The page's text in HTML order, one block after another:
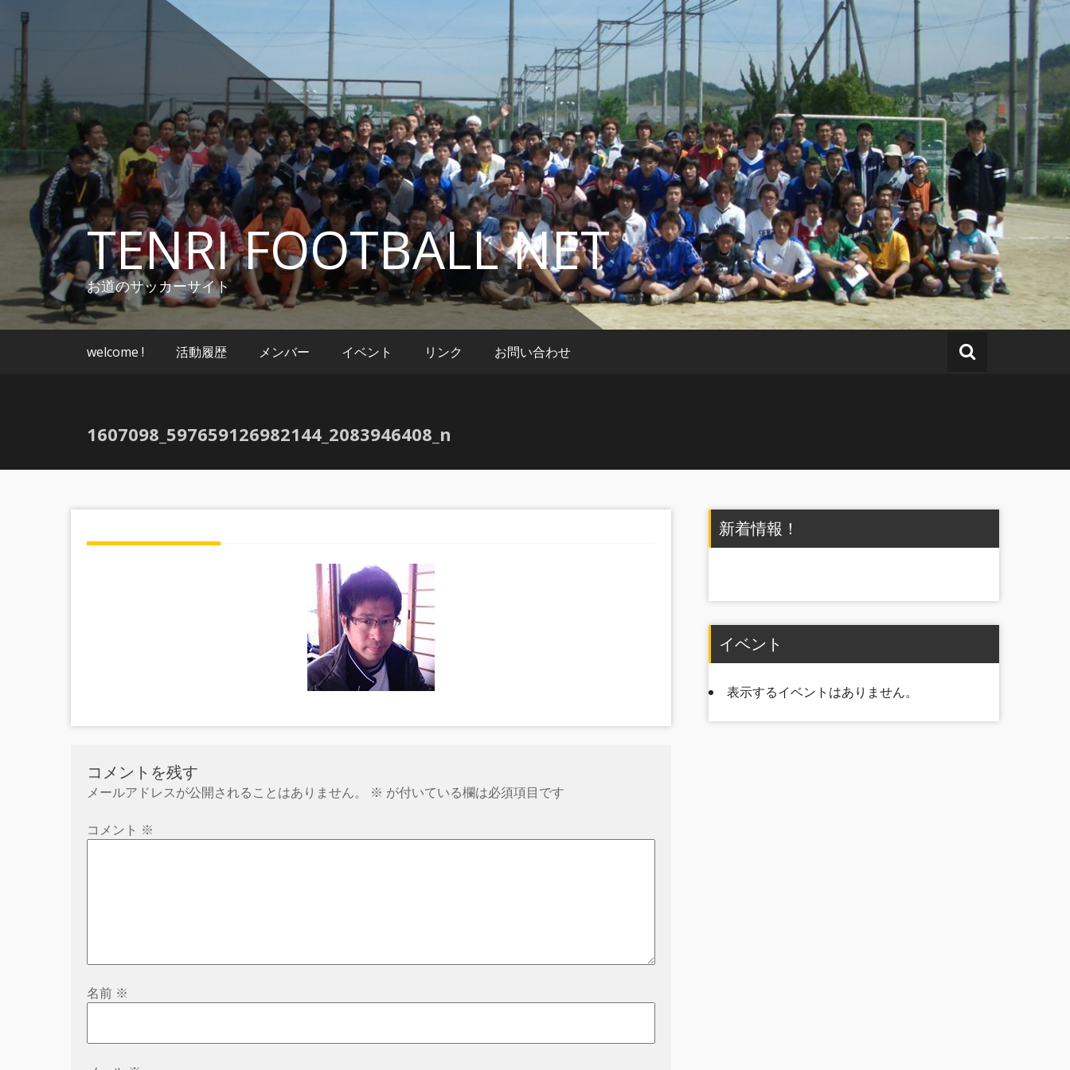
ツ
へ
ス
キ
ッ
プ
TENRI FOOTBALL NET
お道のサッカーサイト
welcome ! 活動履歴 メンバー イベント リンク お問い合わせ
1607098_597659126982144_2083946408_n
コメントを残す
メールアドレスが公開されることはありません。 ※ が付いている欄は必須項目です
コメント ※
名前 ※
新着情報！
イベント
表示するイベントはありません。